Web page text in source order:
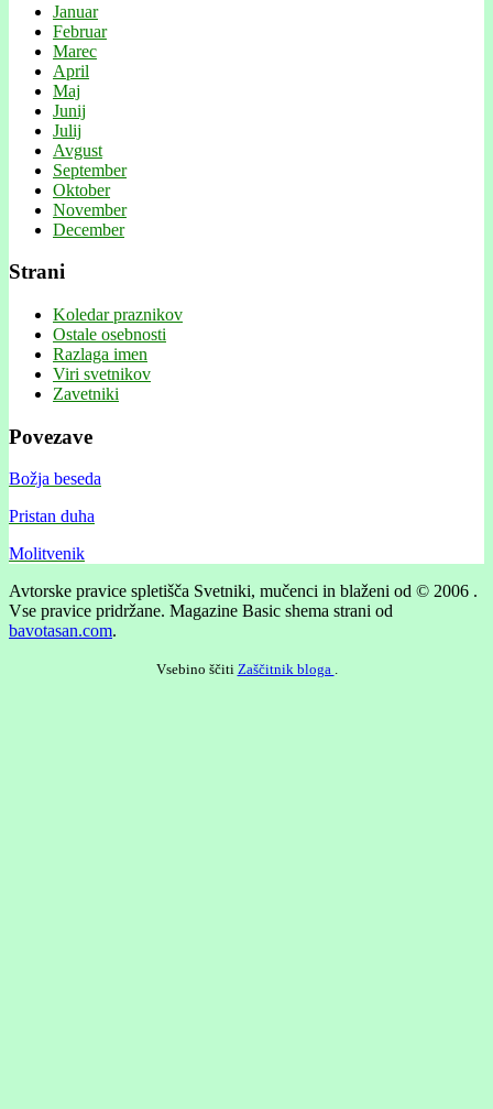
Januar
Februar
Marec
April
Maj
Junij
Julij
Avgust
September
Oktober
November
December
Strani
Koledar praznikov
Ostale osebnosti
Razlaga imen
Viri svetnikov
Zavetniki
Povezave
Božja beseda
Pristan duha
Molitvenik
Avtorske pravice spletišča Svetniki, mučenci in blaženi od © 2006 .
Vse pravice pridržane. Magazine Basic shema strani od
bavotasan.com.
Vsebino ščiti Zaščitnik bloga .